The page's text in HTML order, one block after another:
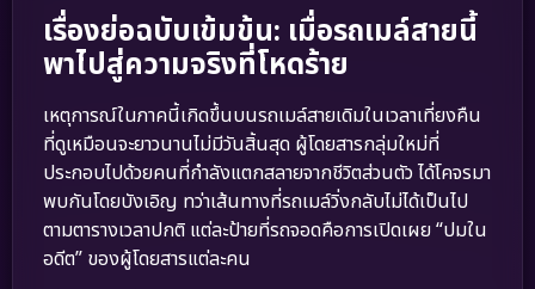
เรื่องย่อฉบับเข้มข้น: เมื่อรถเมล์สายนี้
พาไปสู่ความจริงที่โหดร้าย
เหตุการณ์ในภาคนี้เกิดขึ้นบนรถเมล์สายเดิมในเวลาเที่ยงคืน
ที่ดูเหมือนจะยาวนานไม่มีวันสิ้นสุด ผู้โดยสารกลุ่มใหม่ที่
ประกอบไปด้วยคนที่กำลังแตกสลายจากชีวิตส่วนตัว ได้โคจรมา
พบกันโดยบังเอิญ ทว่าเส้นทางที่รถเมล์วิ่งกลับไม่ได้เป็นไป
ตามตารางเวลาปกติ แต่ละป้ายที่รถจอดคือการเปิดเผย “ปมใน
อดีต” ของผู้โดยสารแต่ละคน